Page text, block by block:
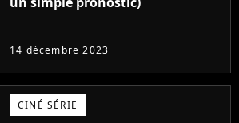
14 décembre 2023
CINÉ SÉRIE